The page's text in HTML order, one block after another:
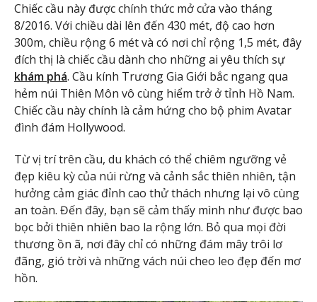
Chiếc cầu này được chính thức mở cửa vào tháng
8/2016. Với chiều dài lên đến 430 mét, độ cao hơn
300m, chiều rộng 6 mét và có nơi chỉ rộng 1,5 mét, đây
đích thị là chiếc cầu dành cho những ai yêu thích sự
khám phá. Cầu kính Trương Gia Giới bắc ngang qua
hẻm núi Thiên Môn vô cùng hiểm trở ở tỉnh Hồ Nam.
Chiếc cầu này chính là cảm hứng cho bộ phim Avatar
đình đám Hollywood.
Từ vị trí trên cầu, du khách có thể chiêm ngưỡng vẻ
đẹp kiêu kỳ của núi rừng và cảnh sắc thiên nhiên, tận
hưởng cảm giác đỉnh cao thử thách nhưng lại vô cùng
an toàn. Đến đây, bạn sẽ cảm thấy mình như được bao
bọc bởi thiên nhiên bao la rộng lớn. Bỏ qua mọi đời
thương ồn ã, nơi đây chỉ có những đám mây trôi lơ
đãng, gió trời và những vách núi cheo leo đẹp đến mơ
hồn.